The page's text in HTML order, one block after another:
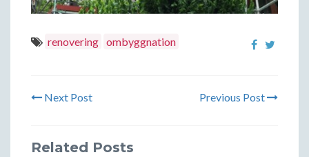
renovering ombyggnation
Next Post Previous Post
Related Posts